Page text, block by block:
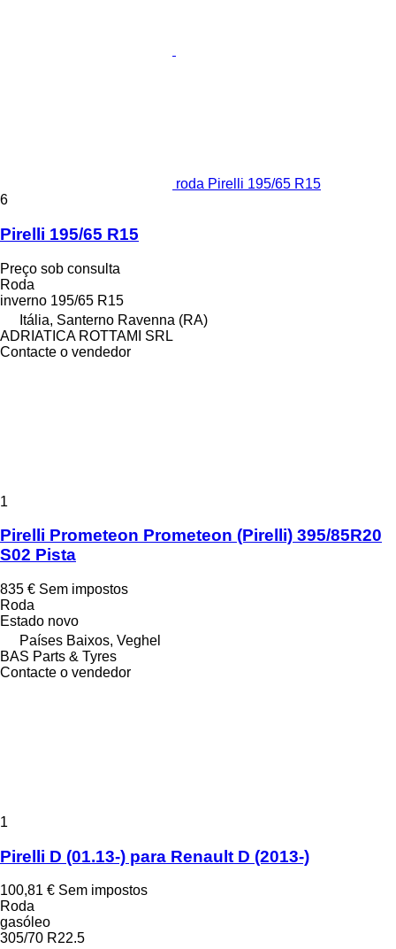
roda Pirelli 195/65 R15
6
Pirelli 195/65 R15
Preço sob consulta
Roda
inverno 195/65 R15
Itália, Santerno Ravenna (RA)
ADRIATICA ROTTAMI SRL
Contacte o vendedor
1
Pirelli Prometeon Prometeon (Pirelli) 395/85R20
S02 Pista
835 € Sem impostos
Roda
Estado novo
Países Baixos, Veghel
BAS Parts & Tyres
Contacte o vendedor
1
Pirelli D (01.13-) para Renault D (2013-)
100,81 € Sem impostos
Roda
gasóleo
305/70 R22.5